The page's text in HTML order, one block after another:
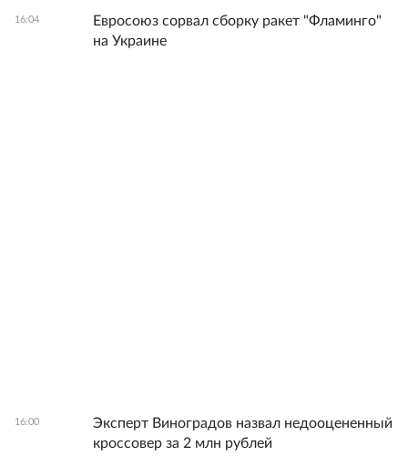
16:04
Евросоюз сорвал сборку ракет "Фламинго"
на Украине
16:00
Эксперт Виноградов назвал недооцененный
кроссовер за 2 млн рублей